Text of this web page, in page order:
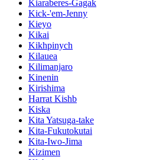
Kiaraberes-Gagak
Kick-'em-Jenny
Kieyo
Kikai
Kikhpinych
Kilauea
Kilimanjaro
Kinenin
Kirishima
Harrat Kishb
Kiska
Kita Yatsuga-take
Kita-Fukutokutai
Kita-Iwo-Jima
Kizimen